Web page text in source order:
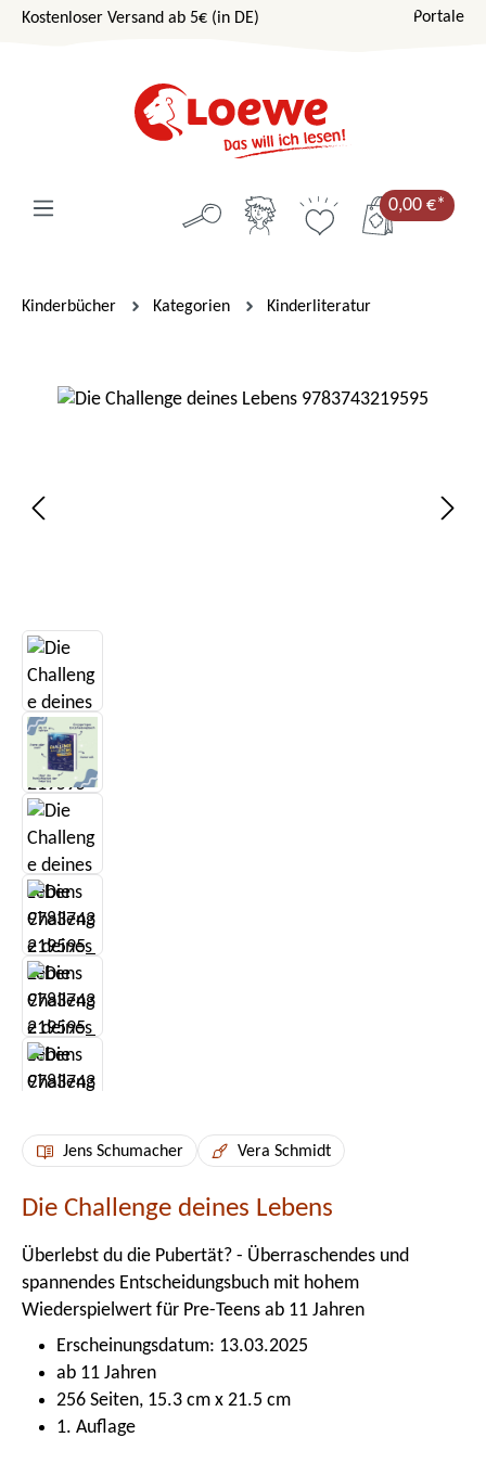
Zum Hauptinhalt springen
Kostenloser Versand ab 5€ (in DE) Portale
0,00 €*
Kinderbücher Kategorien Kinderliteratur
Bildergalerie überspringen
Jens Schumacher Vera Schmidt
Die Challenge deines Lebens
Überlebst du die Pubertät? - Überraschendes und
spannendes Entscheidungsbuch mit hohem
Wiederspielwert für Pre-Teens ab 11 Jahren
Erscheinungsdatum: 13.03.2025
ab 11 Jahren
256 Seiten, 15.3 cm x 21.5 cm
1. Auflage